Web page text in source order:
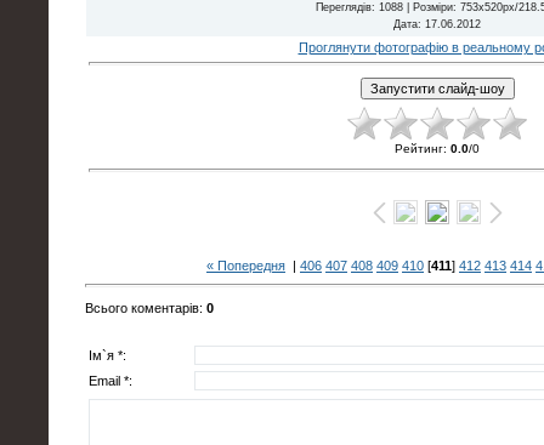
Переглядів: 1088 | Розміри: 753x520px/
Дата: 17.06.2012
Проглянути фотографію в реальному
Рейтинг: 0.0/0
« Попередня 406 407 408 409 410 [411] 412 413 414
Всього коментарів: 0
Ім`я *:
Email *: